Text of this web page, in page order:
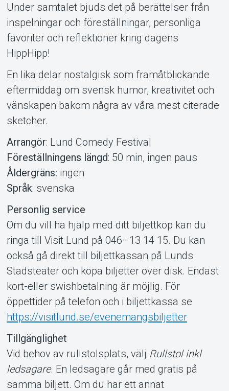
Under samtalet bjuds det på berättelser från
inspelningar och föreställningar, personliga
favoriter och reflektioner kring dagens
HippHipp!
En lika delar nostalgisk som framåtblickande
eftermiddag om svensk humor, kreativitet och
vänskapen bakom några av våra mest citerade
sketcher.
Arrangör: Lund Comedy Festival
Föreställningens längd: 50 min, ingen paus
Åldergräns: ingen
Språk: svenska
Personlig service
Om du vill ha hjälp med ditt biljettköp kan du
ringa till Visit Lund på 046–13 14 15. Du kan
också gå direkt till biljettkassan på Lunds
Stadsteater och köpa biljetter över disk. Endast
kort-eller swishbetalning är möjlig. För
öppettider på telefon och i biljettkassa se
https://visitlund.se/evenemangsbiljetter
Tillgänglighet
Vid behov av rullstolsplats, välj Rullstol inkl
ledsagare. En ledsagare går med gratis på
samma biljett. Om du har ett annat